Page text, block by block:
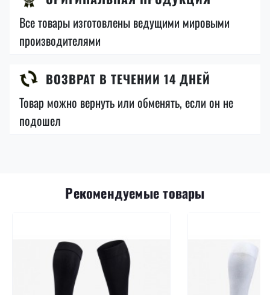
Все товары изготовлены ведущими мировыми
производителями
ВОЗВРАТ В ТЕЧЕНИИ 14 ДНЕЙ
Товар можно вернуть или обменять, если он не
подошел
Рекомендуемые товары